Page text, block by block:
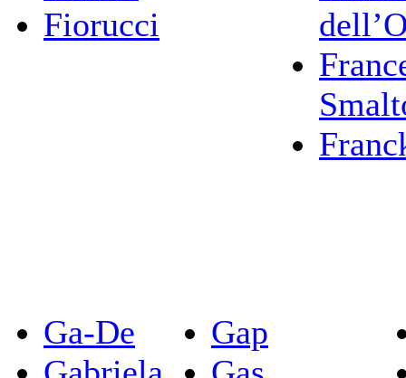
Fiorucci
Ga-De
Gap